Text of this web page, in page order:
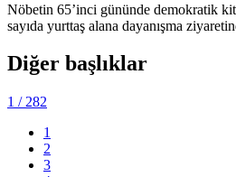
Nöbetin 65’inci gününde demokratik
sayıda yurttaş alana dayanışma
Diğer başlıklar
1 / 282
1
2
3